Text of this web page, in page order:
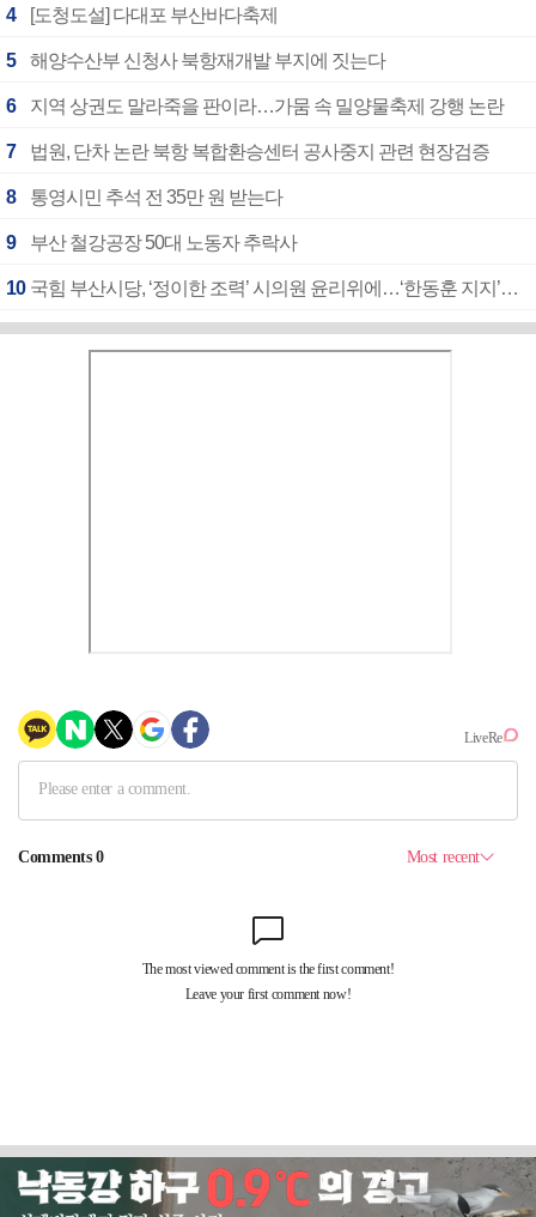
4 [도청도설] 다대포 부산바다축제
5 해양수산부 신청사 북항재개발 부지에 짓는다
6 지역 상권도 말라죽을 판이라…가뭄 속 밀양물축제 강행 논란
7 법원, 단차 논란 북항 복합환승센터 공사중지 관련 현장검증
8 통영시민 추석 전 35만 원 받는다
9 부산 철강공장 50대 노동자 추락사
10 국힘 부산시당, ‘정이한 조력’ 시의원 윤리위에…‘한동훈 지지’도 신고접수